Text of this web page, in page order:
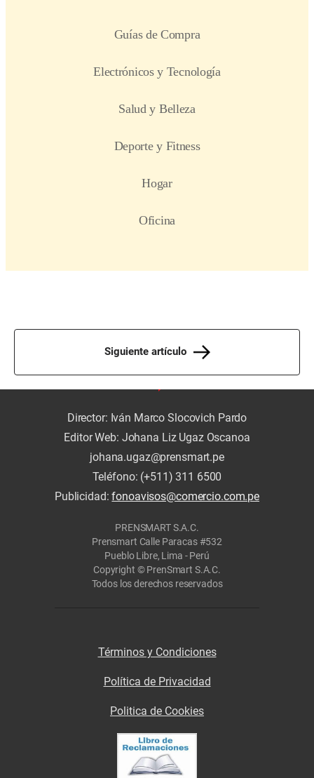
Siguiente artículo
Director: Iván Marco Slocovich Pardo
Editor Web: Johana Liz Ugaz Oscanoa
johana.ugaz@prensmart.pe
Teléfono: (+511) 311 6500
Publicidad:fonoavisos@comercio.com.pe
PRENSMART S.A.C.
Prensmart Calle Paracas #532
Pueblo Libre, Lima - Perú
Copyright © PrenSmart S.A.C.
Todos los derechos reservados
Términos y Condiciones
Política de Privacidad
Politica de Cookies